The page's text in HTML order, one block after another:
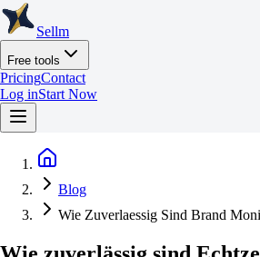
Sellm
Free tools
PricingContact
Log inStart Now
Blog
Wie Zuverlaessig Sind Brand